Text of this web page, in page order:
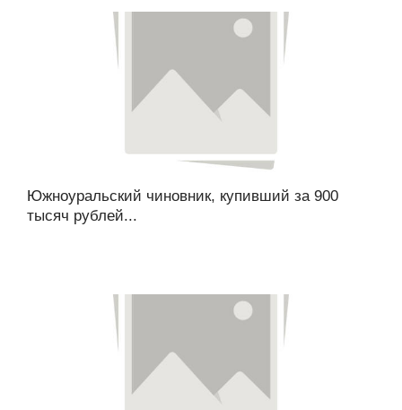
Южноуральский чиновник, купивший за 900
тысяч рублей...